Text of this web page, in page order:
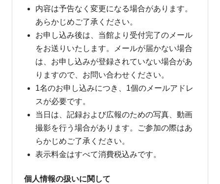
内容は予告なく変更になる場合があります。
あらかじめご了承ください。
お申し込み後は、当館より受付完了のメール
をお送りいたします。メールが届かない場合
は、お申し込みが登録されていない場合があ
りますので、お問い合わせください。
1名のお申し込みにつき、1個のメールアドレ
スが必要です。
当日は、記録および広報のための写真、動画
撮影を行う場合があります。ご参加の際はあ
らかじめご了承ください。
表示料金はすべて消費税込みです。
個人情報の扱いに関して